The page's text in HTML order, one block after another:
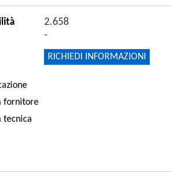
2.658
-
RICHIEDI INFORMAZIONI
fornitore
tecnica